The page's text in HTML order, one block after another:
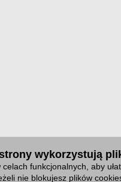
wykorzystują
celach funkcjonalnych, aby
nie blokujesz plików